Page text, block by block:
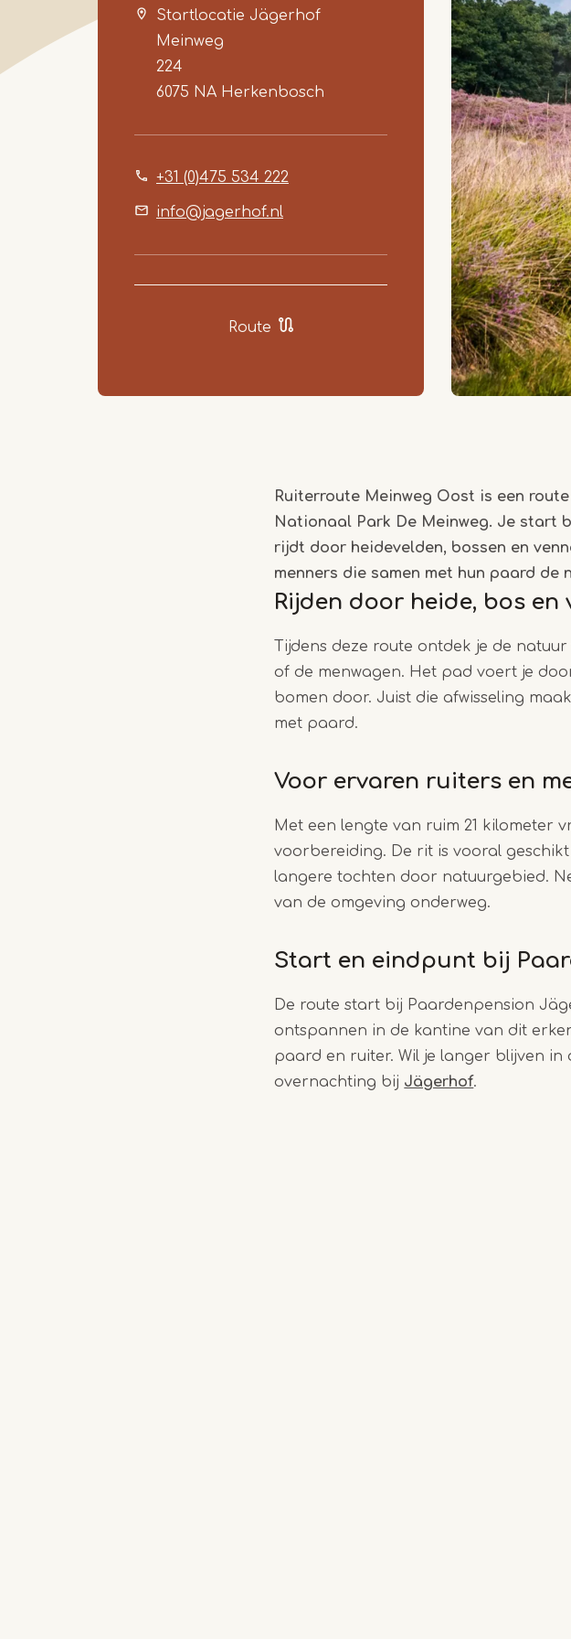
Startlocatie Jägerhof
Meinweg
224
6075 NA Herkenbosch
+31 (0)475 534 222
info@jagerhof.nl
Route
Ruiterroute Meinweg Oost is een
Nationaal Park De Meinweg. Je start
rijdt door heidevelden, bossen en
menners die samen met hun paard de
Rijden door heide, bos en
Tijdens deze route ontdek je de
of de menwagen. Het pad voert je
bomen door. Juist die afwisseling
met paard.
Voor ervaren ruiters en
Met een lengte van ruim 21 kilometer
voorbereiding. De rit is vooral
langere tochten door natuurgebied.
van de omgeving onderweg.
Start en eindpunt bij
De route start bij Paardenpension
ontspannen in de kantine van dit
paard en ruiter. Wil je langer blijven
overnachting bij Jägerhof.